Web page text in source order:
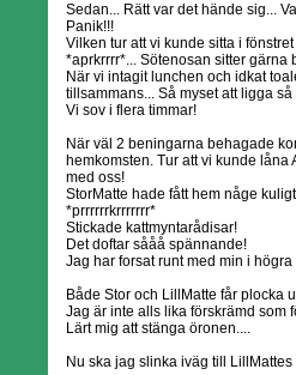
Sedan... Rätt var det hände sig...
Panik!!!
Vilken tur att vi kunde sitta i
*aprkrrrr*... Sötenosan sitter gärna
När vi intagit lunchen och idkat
tillsammans... Så myset att ligga
Vi sov i flera timmar!
När väl 2 beningarna behagade
hemkomsten. Tur att vi kunde
med oss!
StorMatte hade fått hem någe
*prrrrrrkrrrrrrr*
Stickade kattmyntarådisar!
Det doftar sååå spännande!
Jag har forsat runt med min i högra
Både Stor och LillMatte får plocka
Jag är inte alls lika förskrämd som
Lärt mig att stänga öronen....
Nu ska jag slinka iväg till